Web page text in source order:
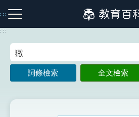
到
主
:::
注音索引圖示 筆畫索引圖示
:::
詞條檢索 全文檢索